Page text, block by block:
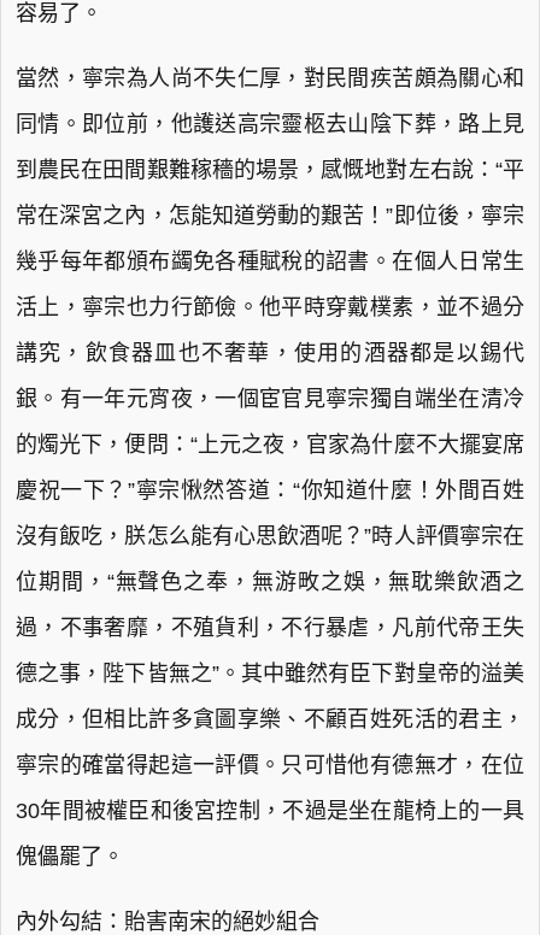
容易了。
當然，寧宗為人尚不失仁厚，對民間疾苦頗為關心和
同情。即位前，他護送高宗靈柩去山陰下葬，路上見
到農民在田間艱難稼穡的場景，感慨地對左右說：“平
常在深宮之內，怎能知道勞動的艱苦！”即位後，寧宗
幾乎每年都頒布蠲免各種賦稅的詔書。在個人日常生
活上，寧宗也力行節儉。他平時穿戴樸素，並不過分
講究，飲食器皿也不奢華，使用的酒器都是以錫代
銀。有一年元宵夜，一個宦官見寧宗獨自端坐在清冷
的燭光下，便問：“上元之夜，官家為什麼不大擺宴席
慶祝一下？”寧宗愀然答道：“你知道什麼！外間百姓
沒有飯吃，朕怎么能有心思飲酒呢？”時人評價寧宗在
位期間，“無聲色之奉，無游畋之娛，無耽樂飲酒之
過，不事奢靡，不殖貨利，不行暴虐，凡前代帝王失
德之事，陛下皆無之”。其中雖然有臣下對皇帝的溢美
成分，但相比許多貪圖享樂、不顧百姓死活的君主，
寧宗的確當得起這一評價。只可惜他有德無才，在位
30年間被權臣和後宮控制，不過是坐在龍椅上的一具
傀儡罷了。
內外勾結：貽害南宋的絕妙組合